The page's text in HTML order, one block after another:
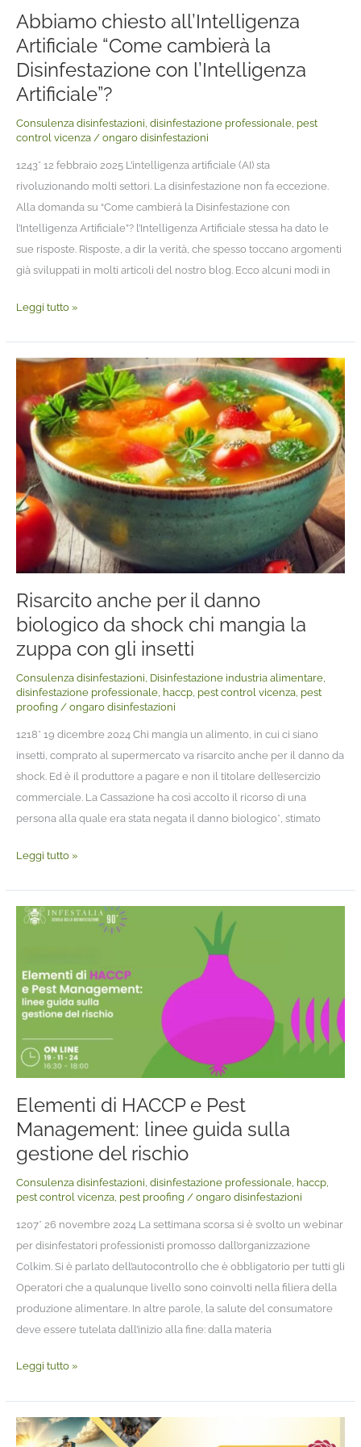
Abbiamo chiesto all’Intelligenza
Artificiale “Come cambierà la
Disinfestazione con l’Intelligenza
Artificiale”?
Consulenza disinfestazioni disinfestazione professionale, pest
control vicenza/ ongaro disinfestazioni
1243* 12 febbraio 2025 L’intelligenza artificiale (AI) sta
rivoluzionando molti settori. La disinfestazione non fa eccezione.
Alla domanda su “Come cambierà la Disinfestazione con
l’Intelligenza Artificiale”? l’Intelligenza Artificiale stessa ha dato le
sue risposte. Risposte, a dir la verità, che spesso toccano argomenti
già sviluppati in molti articoli del nostro blog. Ecco alcuni modi in
Leggi tutto »
Risarcito anche per il danno
biologico da shock chi mangia la
zuppa con gli insetti
Consulenza disinfestazioni Disinfestazione industria alimentare,
disinfestazione professionale, haccp, pest control vicenza, pest
proofing / ongaro disinfestazioni
1218* 19 dicembre 2024 Chi mangia un alimento, in cui ci siano
insetti, comprato al supermercato va risarcito anche per il danno da
shock. Ed è il produttore a pagare e non il titolare dell’esercizio
commerciale. La Cassazione ha così accolto il ricorso di una
persona alla quale era stata negata il danno biologico*, stimato
Risarcito
anche
per
danno
biologico
da
shock
chi
mangia
la
zuppa
con
insetti
Leggi tutto »
Elementi di HACCP e Pest
Management: linee guida sulla
gestione del rischio
Consulenza disinfestazioni disinfestazione professionale, haccp,
pest control vicenza, pest proofing / ongaro disinfestazioni
1207* 26 novembre 2024 La settimana scorsa si è svolto un webinar
per disinfestatori professionisti promosso dall’organizzazione
Colkim. Si è parlato dell’autocontrollo che è obbligatorio per tutti gli
Operatori che a qualunque livello sono coinvolti nella filiera della
produzione alimentare. In altre parole, la salute del consumatore
deve essere tutelata dall’inizio alla fine: dalla materia
Elementi
Pest
Management:
linee
guida
gestione
del
Leggi tutto »
Evento